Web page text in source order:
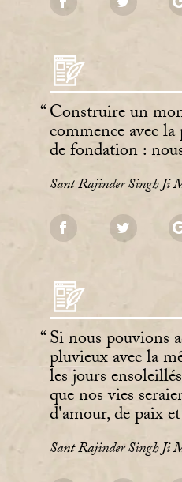
Construire un
commence avec
de fondation :
Sant Rajinder Singh Ji
Si nous pouvions
pluvieux avec la
les jours
que nos vies
d'amour, de paix
Sant Rajinder Singh Ji